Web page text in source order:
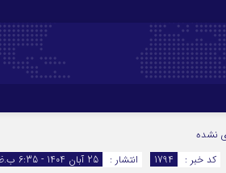
نشده
انتشار :
25 آبان 1404 - 6:35 ب.ظ کد خبر : 1794